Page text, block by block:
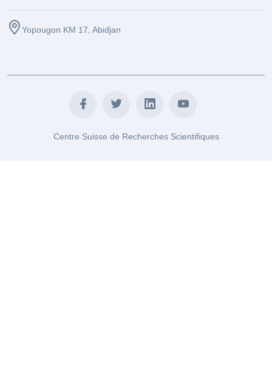
Yopougon KM 17, Abidjan
Centre Suisse de Recherches Scientifiques